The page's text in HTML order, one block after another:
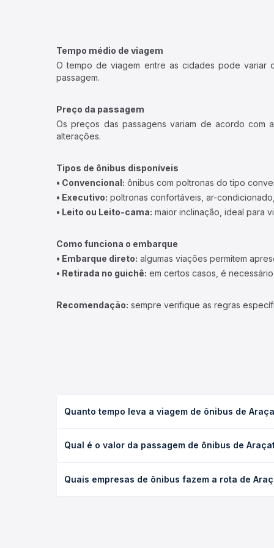
Tempo médio de viagem
O tempo de viagem entre as cidades pode variar
passagem.
Preço da passagem
Os preços das passagens variam de acordo com
alterações.
Tipos de ônibus disponíveis
• Convencional: ônibus com poltronas do tipo
• Executivo: poltronas confortáveis, ar-
• Leito ou Leito-cama: maior inclinação, ideal para
Como funciona o embarque
• Embarque direto: algumas viações permitem
• Retirada no guichê: em certos casos, é
Recomendação: sempre verifique as regras
Quanto tempo leva a viagem de ônibus de
executivo ou leito) e as condições de tráfego. Na
Qual é o valor da passagem de ônibus de
poltrona e a antecedência da compra. Na Quero
Quais empresas de ônibus fazem a rota de